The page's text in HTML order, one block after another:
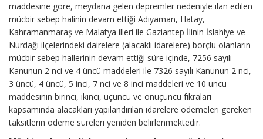
maddesine göre, meydana gelen depremler nedeniyle ilan edilen
mücbir sebep halinin devam ettiği Adıyaman, Hatay,
Kahramanmaraş ve Malatya illeri ile Gaziantep İlinin İslahiye ve
Nurdağı ilçelerindeki dairelere (alacaklı idarelere) borçlu olanların
mücbir sebep hallerinin devam ettiği süre içinde, 7256 sayılı
Kanunun 2 nci ve 4 üncü maddeleri ile 7326 sayılı Kanunun 2 nci,
3 üncü, 4 üncü, 5 inci, 7 nci ve 8 inci maddeleri ve 10 uncu
maddesinin birinci, ikinci, üçüncü ve onüçüncü fıkraları
kapsamında alacakları yapılandırılan idarelere ödemeleri gereken
taksitlerin ödeme süreleri yeniden belirlenmektedir.